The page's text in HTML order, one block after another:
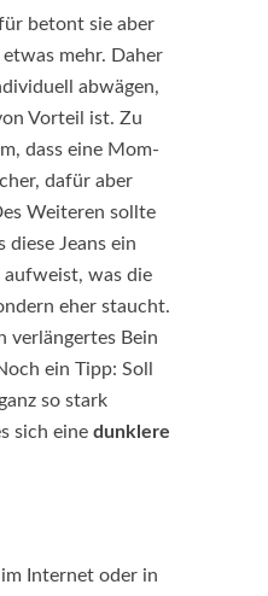
betont sie aber
mehr. Daher
abwägen,
Vorteil ist. Zu
dass eine Mom-
dafür aber
Weiteren sollte
diese Jeans ein
aufweist, was die
eher staucht.
verlängertes Bein
ein Tipp: Soll
so stark
sich eine dunklere
im Internet oder in